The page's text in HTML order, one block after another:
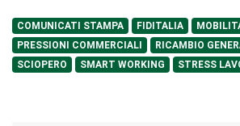
COMUNICATI STAMPA FIDITALIA
PRESSIONI COMMERCIALI
RICAMBIO
SCIOPERO
SMART WORKING STRESS